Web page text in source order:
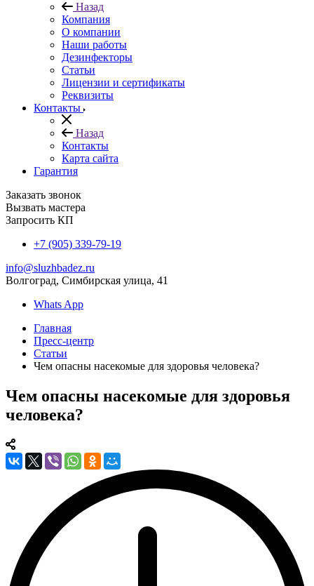
Назад
Компания
О компании
Наши работы
Дезинфекторы
Статьи
Лицензии и сертификаты
Реквизиты
Контакты
Назад
Контакты
Карта сайта
Гарантия
Заказать звонок
Вызвать мастера
Запросить КП
+7 (905) 339-79-19
info@sluzhbadez.ru
Волгоград, Симбирская улица, 41
Whats App
Главная
Пресс-центр
Статьи
Чем опасны насекомые для здоровья человека?
Чем опасны насекомые для здоровья
человека?